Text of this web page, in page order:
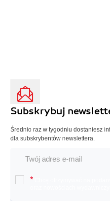
Subskrybuj
Średnio raz w tygodniu dostaniesz
dla subskrybentów newslettera.
*